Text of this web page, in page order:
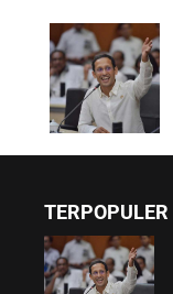
TERPOPULER